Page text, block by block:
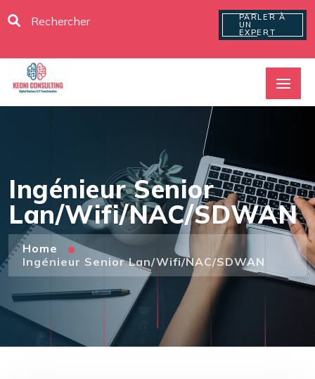
PARLER À
UN
EXPERT
Ingénieur Senior
Lan/Wifi/NAC/SDWAN
Home
Ingénieur Senior Lan/Wifi/NAC/SDWAN